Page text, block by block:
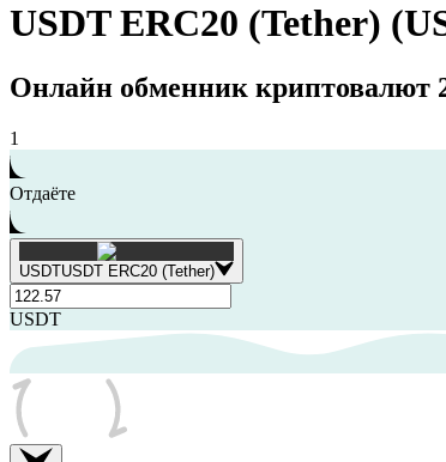
USDT ERC20 (Tether)
Онлайн обменник криптовалют
1
Отдаёте
USDTUSDT ERC20 (Tether)
USDT